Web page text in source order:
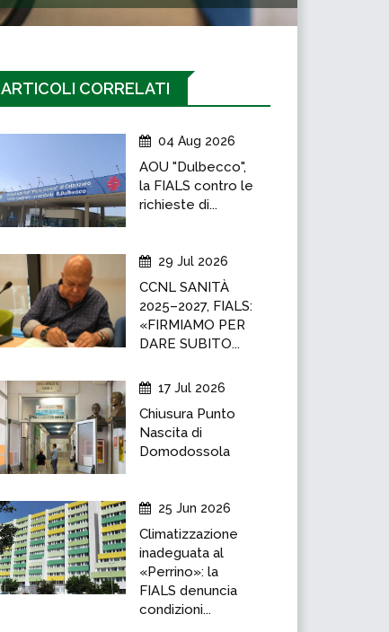
ARTICOLI CORRELATI
04 Aug 2026
AOU "Dulbecco",
la FIALS contro le
richieste di...
29 Jul 2026
CCNL SANITÀ
2025–2027, FIALS:
«FIRMIAMO PER
DARE SUBITO...
17 Jul 2026
Chiusura Punto
Nascita di
Domodossola
25 Jun 2026
Climatizzazione
inadeguata al
«Perrino»: la
FIALS denuncia
condizioni...